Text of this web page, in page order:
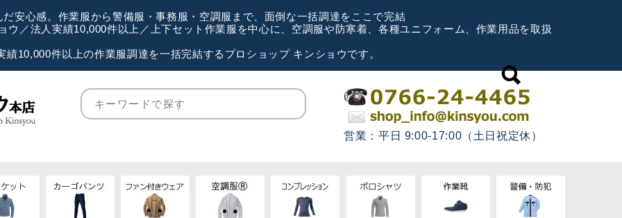
安心感。作業服から警備服・事務服・空調服まで、面倒な一括調達をここで完結
ウ／法人実績10,000件以上／上下セット作業服を中心に、空調服や防寒着、各種ユニフォーム、作業用品を取扱
績10,000件以上の作業服調達を一括完結するプロショップ キンショウです。
営業：平日 9:00-17:00（土日祝定休）